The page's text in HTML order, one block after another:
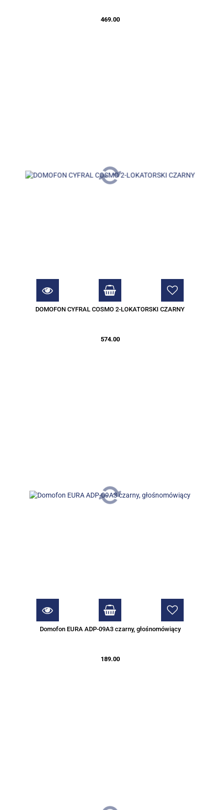
469.00
DOMOFON CYFRAL COSMO 2-LOKATORSKI CZARNY
574.00
Domofon EURA ADP-09A3 czarny, głośnomówiący
189.00